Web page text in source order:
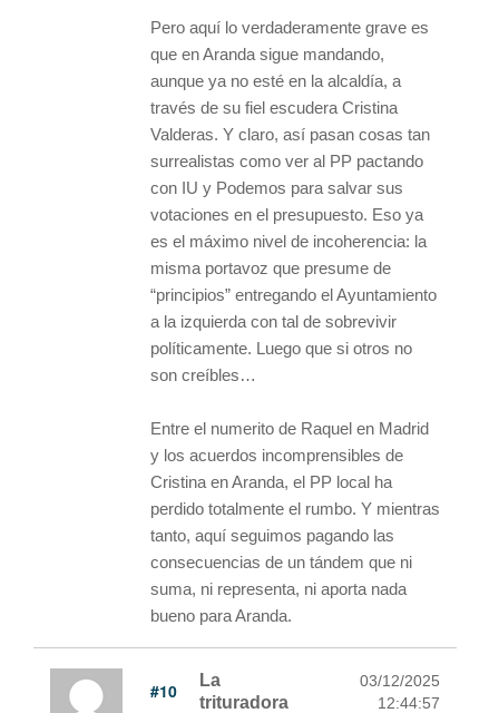
Pero aquí lo verdaderamente grave es
que en Aranda sigue mandando,
aunque ya no esté en la alcaldía, a
través de su fiel escudera Cristina
Valderas. Y claro, así pasan cosas tan
surrealistas como ver al PP pactando
con IU y Podemos para salvar sus
votaciones en el presupuesto. Eso ya
es el máximo nivel de incoherencia: la
misma portavoz que presume de
“principios” entregando el Ayuntamiento
a la izquierda con tal de sobrevivir
políticamente. Luego que si otros no
son creíbles…
Entre el numerito de Raquel en Madrid
y los acuerdos incomprensibles de
Cristina en Aranda, el PP local ha
perdido totalmente el rumbo. Y mientras
tanto, aquí seguimos pagando las
consecuencias de un tándem que ni
suma, ni representa, ni aporta nada
bueno para Aranda.
#10
La
trituradora
03/12/2025
12:44:57